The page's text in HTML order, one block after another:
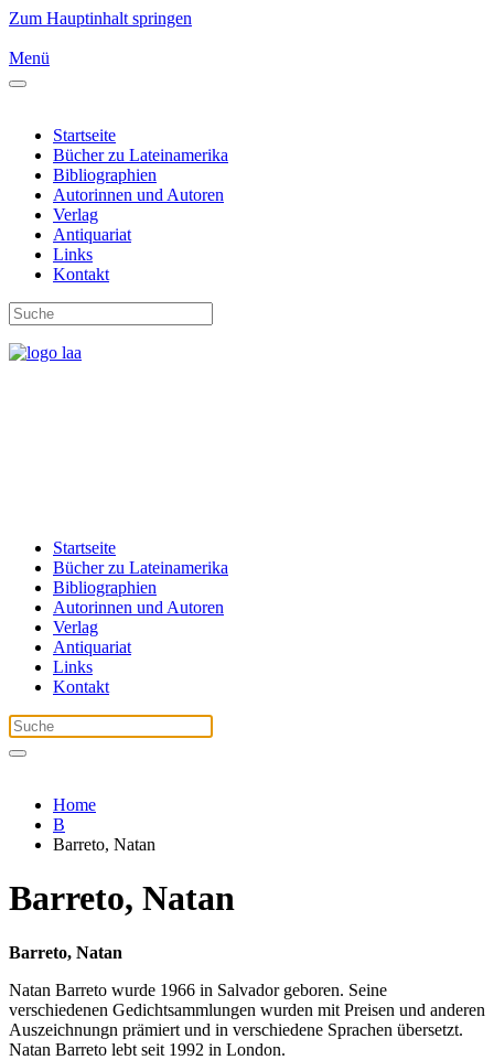
Zum Hauptinhalt springen
Menü
Startseite
Bücher zu Lateinamerika
Bibliographien
Autorinnen und Autoren
Verlag
Antiquariat
Links
Kontakt
Startseite
Bücher zu Lateinamerika
Bibliographien
Autorinnen und Autoren
Verlag
Antiquariat
Links
Kontakt
Home
B
Barreto, Natan
Barreto, Natan
Barreto, Natan
Natan Barreto wurde 1966 in Salvador geboren. Seine
verschiedenen Gedichtsammlungen wurden mit Preisen und anderen
Auszeichnungn prämiert und in verschiedene Sprachen übersetzt.
Natan Barreto lebt seit 1992 in London.